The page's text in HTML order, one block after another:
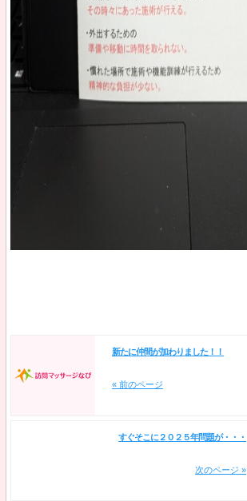
新たに仲間が加わりました！！
« 前のページ
すぐそこに２０２５年問題が・・・
次のページ »